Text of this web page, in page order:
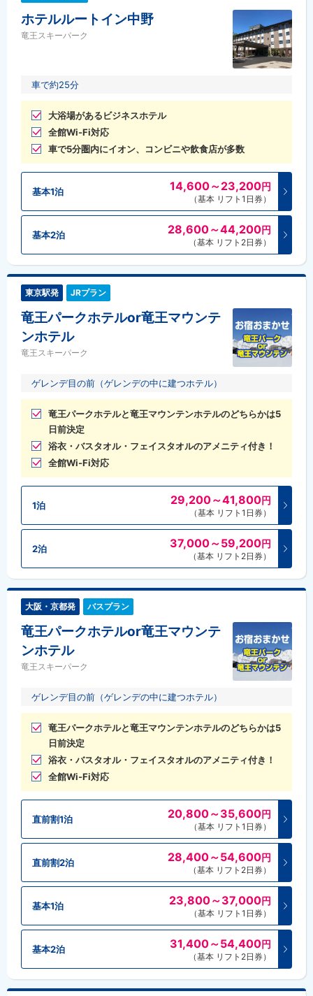
ホテルルートイン中野
竜王スキーパーク
車で約25分
大浴場があるビジネスホテル
全館Wi-Fi対応
車で5分圏内にイオン、コンビニや飲食店が多数
基本1泊 14,600～23,200円
（基本 リフト1日券）
基本2泊 28,600～44,200円
（基本 リフト2日券）
東京駅発 JRプラン
竜王パークホテルor竜王マウンテ
ンホテル
竜王スキーパーク
ゲレンデ目の前（ゲレンデの中に建つホテル）
竜王パークホテルと竜王マウンテンホテルのどちらかは5
日前決定
浴衣・バスタオル・フェイスタオルのアメニティ付き！
全館Wi-Fi対応
1泊 29,200～41,800円
（基本 リフト1日券）
2泊 37,000～59,200円
（基本 リフト2日券）
大阪・京都発 バスプラン
竜王パークホテルor竜王マウンテ
ンホテル
竜王スキーパーク
ゲレンデ目の前（ゲレンデの中に建つホテル）
竜王パークホテルと竜王マウンテンホテルのどちらかは5
日前決定
浴衣・バスタオル・フェイスタオルのアメニティ付き！
全館Wi-Fi対応
直前割1泊 20,800～35,600円
（基本 リフト1日券）
直前割2泊 28,400～54,600円
（基本 リフト2日券）
基本1泊 23,800～37,000円
（基本 リフト1日券）
基本2泊 31,400～54,400円
（基本 リフト2日券）